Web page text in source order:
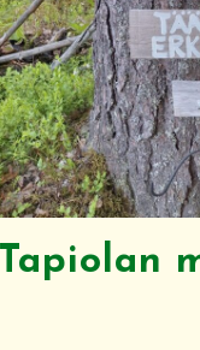
Tapiolan